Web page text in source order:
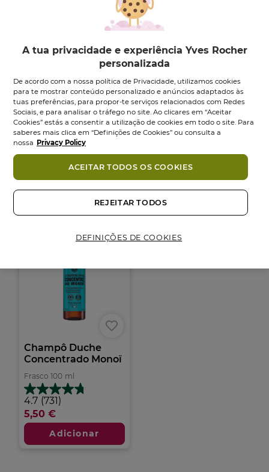
Champô Duche
Suave
Frasco 400 ml
4.8 (5291)
4.8
5
estrelas.
5,95 €
Adicionar
Eco-Recarga
Champô Duche
Monoï -...
4.8 (1058)
4.8
em
5
estrelas.
7,95 €
Champô Duche
Concentrado Monoï
Frasco 100 ml
4.7 (731)
4.7
em
5
estrelas.
731
5,50 €
Adicionar
A tua privacidade e experiência Yves Rocher
personalizada
De acordo com a nossa política de Privacidade, utilizamos cookies
para te mostrar conteúdo personalizado e anúncios adaptados às
tuas preferências, para propor-te serviços relacionados com Redes
Sociais, e para analisar o tráfego no site. Ao clicares em “Aceitar
Cookies” estás a consentir a utilização de cookies em todo o site. Para
saberes mais clica em “Definições de Cookies” ou consulta a
nossa Privacy Policy
DEFINIÇÕES DE COOKIES
REJEITAR TODOS
ACEITAR TODOS OS COOKIES